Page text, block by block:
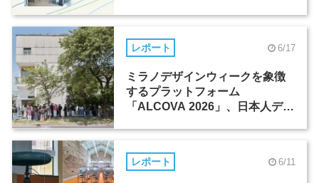
レポート 6/17
ミラノデザインウィークを象徴
するプラットフォーム
「ALCOVA 2026」、日本人デザ
レポート 6/11